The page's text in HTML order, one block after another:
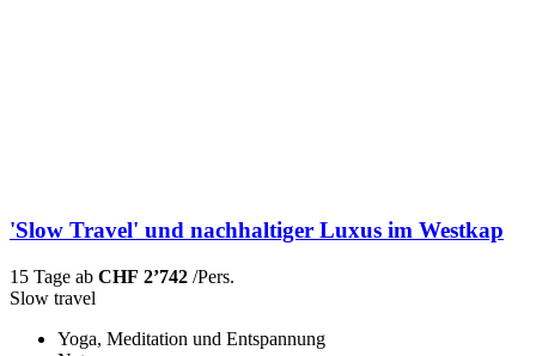
'Slow Travel' und nachhaltiger Luxus im Westkap
15 Tage ab CHF 2’742 /Pers.
Slow travel
Yoga, Meditation und Entspannung